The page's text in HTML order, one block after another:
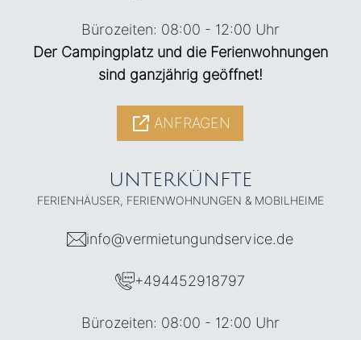
Bürozeiten: 08:00 - 12:00 Uhr
Der Campingplatz und die Ferienwohnungen
sind ganzjährig geöffnet!
ANFRAGEN
UNTERKÜNFTE
FERIENHÄUSER, FERIENWOHNUNGEN & MOBILHEIME
info@vermietungundservice.de
+494452918797
Bürozeiten: 08:00 - 12:00 Uhr